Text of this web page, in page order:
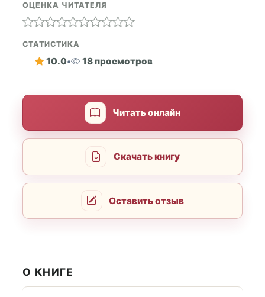
ОЦЕНКА ЧИТАТЕЛЯ
СТАТИСТИКА
10.0• 18 просмотров
Читать онлайн
Скачать книгу
Оставить отзыв
О КНИГЕ